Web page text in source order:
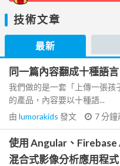
技術文章
最新
同一篇內容翻成十種語
我們做的是一套「上傳一張孩
的產品，內容要以十種語...
由 lumorakids 發文 7 分鐘
使用 Angular、Firebase
混合式影像分析應用程式